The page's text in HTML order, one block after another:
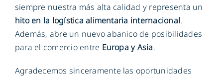
siempre nuestra más alta calidad y representa un
hito en la logística alimentaria internacional.
Además, abre un nuevo abanico de posibilidades
para el comercio entre Europa y Asia.
Agradecemos sinceramente las oportunidades